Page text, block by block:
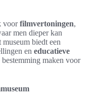
voorfilmvertoningen,
men dieper kan
museum biedt een
en educatieve
maken voor